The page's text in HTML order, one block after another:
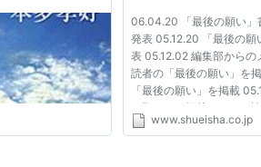
06.04.20 「最後の願い」
発表 05.12.20 「最後の願
表 05.12.02 編集部からの
読者の「最後の願い」を
「最後の願い」を掲載
の願い」を掲載 05.11.11
い」を掲載 05.11.04 読者
www.shueisha.co.jp